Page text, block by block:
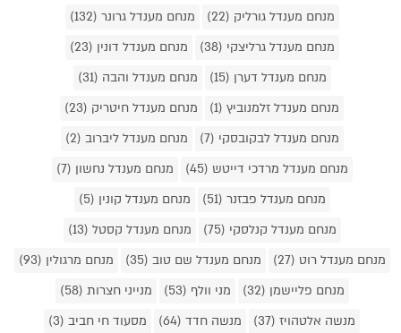
מנחם מענדל גורליק (22)
מנחם מענדל גרונר (132)
מנחם מענדל גרליצקי (38)
מנחם מענדל דונין (23)
מנחם מענדל דערן (15)
מנחם מענדל והבה (31)
מנחם מענדל זלמנוביץ (1)
מנחם מענדל חיטריק (23)
מנחם מענדל לבקובסקי (7)
מנחם מענדל ליברוב (2)
מנחם מענדל מרדכי דייטש (45)
מנחם מענדל נחשון (7)
מנחם מענדל פבזנר (51)
מנחם מענדל קונין (5)
מנחם מענדל קנלסקי (75)
מנחם מענדל קסטל (13)
מנחם מענדל רוט (27)
מנחם מענדל שם טוב (35)
מנחם מרגולין (93)
מנחם פליישמן (32)
מני וולף (53)
מנייני חצרות (58)
מנשה אלטהויז (37)
מנשה חדד (64)
מסעוד חי חביב (3)